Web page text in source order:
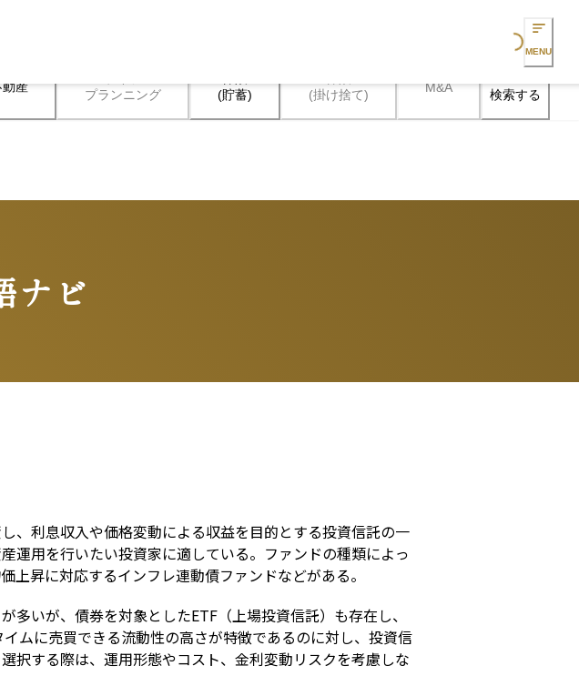
Loading...
MENU
動産
プランニング
(貯蓄)
(掛け捨て)
M&A 検索する
ナビ
、利息収入や価格変動による収益を目的とする投資信託の一
運用を行いたい投資家に適している。ファンドの種類によっ
昇に対応するインフレ連動債ファンドなどがある。
いが、債券を対象としたETF（上場投資信託）も存在し、
ムに売買できる流動性の高さが特徴であるのに対し、投資信
択する際は、運用形態やコスト、金利変動リスクを考慮しな